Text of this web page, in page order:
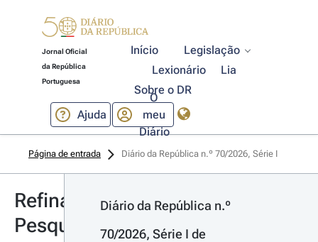
Jornal Oficial
da República
Portuguesa
Início
Legislação
Lexionário
Lia
Sobre o DR
Ajuda
O
meu
Diário
Página de entrada Diário da República n.º 70/2026, Série I
Refinar
Pesquisa
Diário da República n.º
70/2026, Série I